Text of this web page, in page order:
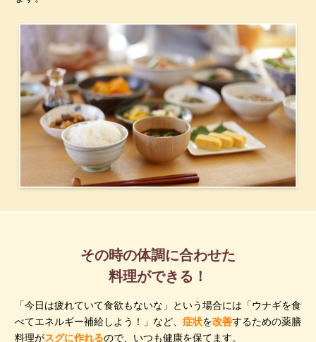
その時の体調に合わせた
料理ができる！
「今日は疲れていて食欲もないな」という場合には「ウナギを食
べてエネルギー補給しよう！」など、 症状を改善するための薬膳
料理がスグに作れるので、いつも健康を保てます。